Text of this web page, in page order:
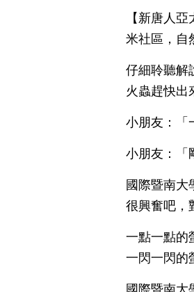
【新唐人
米社區，自
仔細聆聽解
火蟲趕快出
小朋友：「
小朋友：「
國際暨南大
很興奮吧，
一點一點的
一閃一閃的